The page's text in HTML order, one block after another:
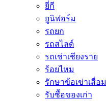
ยี่กี
ยูนิฟอร์ม
รถยก
รถสไลด์
รถเช่าเชียงราย
ร้อยไหม
รักษาข้อเข่าเสื่อม
รับซื้อของเก่า